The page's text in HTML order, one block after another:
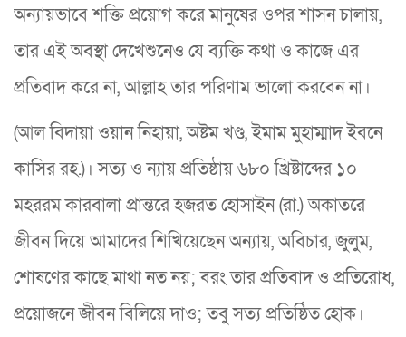
অন্যায়ভাবে শক্তি প্রয়োগ করে মানুষের ওপর শাসন চালায়,
তার এই অবস্থা দেখেশুনেও যে ব্যক্তি কথা ও কাজে এর
প্রতিবাদ করে না, আল্লাহ তার পরিণাম ভালো করবেন না।
(আল বিদায়া ওয়ান নিহায়া, অষ্টম খণ্ড, ইমাম মুহাম্মাদ ইবনে
কাসির রহ.)। সত্য ও ন্যায় প্রতিষ্ঠায় ৬৮০ খ্রিষ্টাব্দের ১০
মহররম কারবালা প্রান্তরে হজরত হোসাইন (রা.) অকাতরে
জীবন দিয়ে আমাদের শিখিয়েছেন অন্যায়, অবিচার, জুলুম,
শোষণের কাছে মাথা নত নয়; বরং তার প্রতিবাদ ও প্রতিরোধ,
প্রয়োজনে জীবন বিলিয়ে দাও; তবু সত্য প্রতিষ্ঠিত হোক।